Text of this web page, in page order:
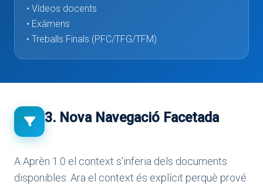
• Vídeos docents
• Exàmens
• Treballs Finals (PFC/TFG/TFM)
3. Nova Navegació Facetada
A Aprèn 1.0 el context s'inferia dels documents
disponibles. Ara el context és explícit perquè prové